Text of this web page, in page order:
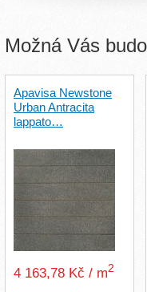
Možná Vás
Apavisa Newstone
Urban Antracita
lappato…
4 163,78 Kč / m2